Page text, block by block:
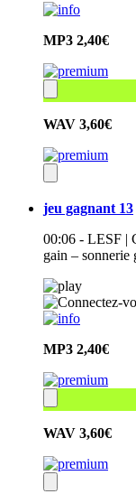
MP3 2,40€
WAV 3,60€
jeu gagnant 13
00:06 - LESF |
gain – sonnerie
MP3 2,40€
WAV 3,60€